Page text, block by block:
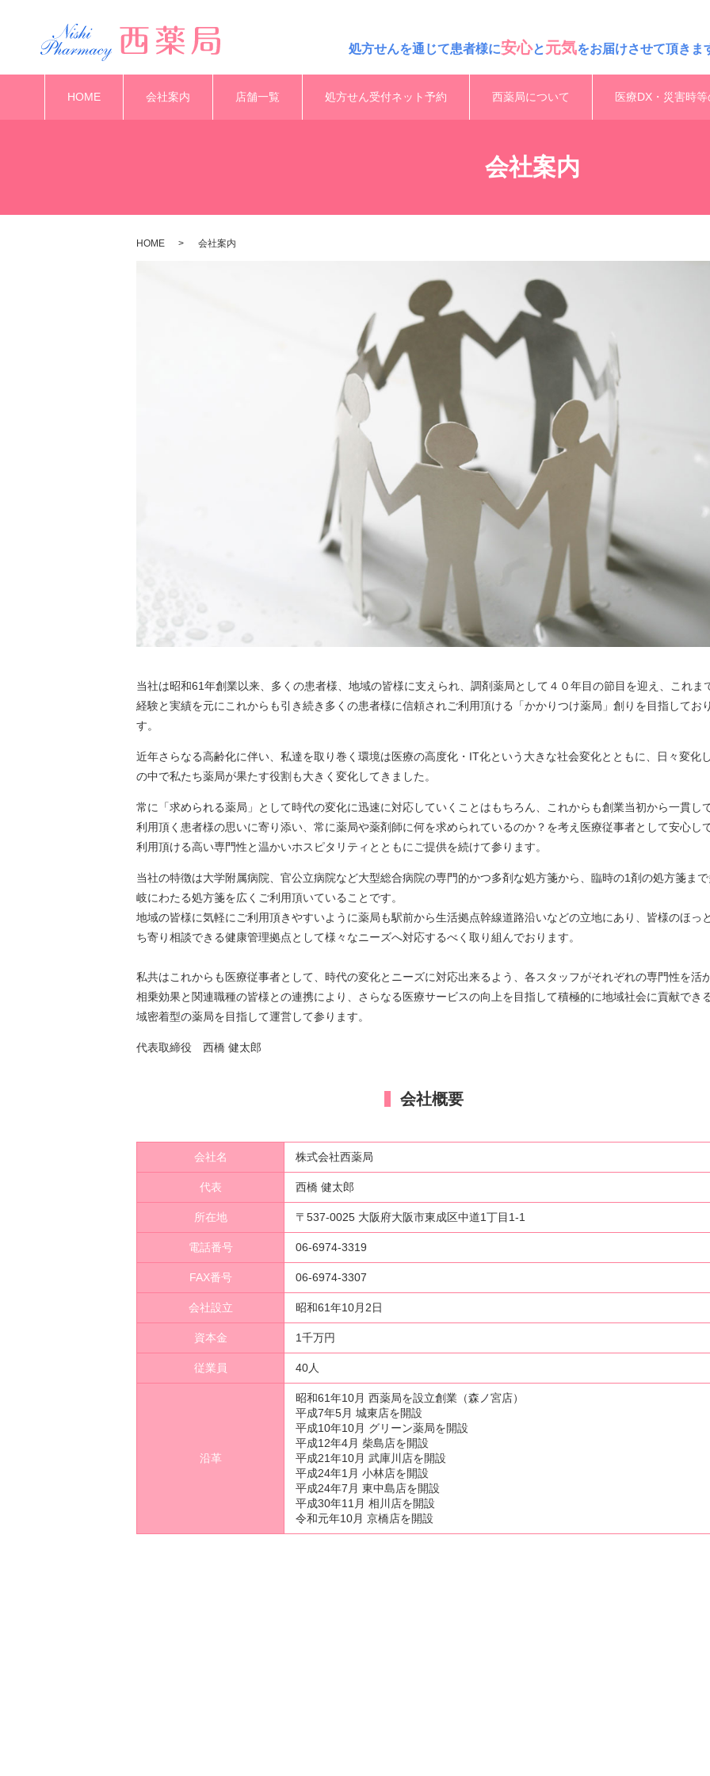
処方せんを通じて患者様に安心と元気をお届けさせて頂きま
HOME 会社案内 店舗一覧 処方せん受付ネット予約 西薬局について 医療DX・災害時等
会社案内
HOME 会社案内
当社は昭和61年創業以来、多くの患者様、地域の皆様に支えられ、調剤薬局として４０年目の節目を迎え、これま
経験と実績を元にこれからも引き続き多くの患者様に信頼されご利用頂ける「かかりつけ薬局」創りを目指してお
す。
近年さらなる高齢化に伴い、私達を取り巻く環境は医療の高度化・IT化という大きな社会変化とともに、日々変化
の中で私たち薬局が果たす役割も大きく変化してきました。
常に「求められる薬局」として時代の変化に迅速に対応していくことはもちろん、これからも創業当初から一貫し
利用頂く患者様の思いに寄り添い、常に薬局や薬剤師に何を求められているのか？を考え医療従事者として安心し
利用頂ける高い専門性と温かいホスピタリティとともにご提供を続けて参ります。
当社の特徴は大学附属病院、官公立病院など大型総合病院の専門的かつ多剤な処方箋から、臨時の1剤の処方箋まで
岐にわたる処方箋を広くご利用頂いていることです。
地域の皆様に気軽にご利用頂きやすいように薬局も駅前から生活拠点幹線道路沿いなどの立地にあり、皆様のほっ
ち寄り相談できる健康管理拠点として様々なニーズへ対応するべく取り組んでおります。
私共はこれからも医療従事者として、時代の変化とニーズに対応出来るよう、各スタッフがそれぞれの専門性を活
相乗効果と関連職種の皆様との連携により、さらなる医療サービスの向上を目指して積極的に地域社会に貢献でき
域密着型の薬局を目指して運営して参ります。
代表取締役 西橋 健太郎
会社概要
会社名 株式会社西薬局
代表 西橋 健太郎
所在地 〒537-0025 大阪府大阪市東成区中道1丁目1-1
電話番号 06-6974-3319
FAX番号 06-6974-3307
会社設立 昭和61年10月2日
資本金 1千万円
従業員 40人
沿革
昭和61年10月 西薬局を設立創業（森ノ宮店）
平成7年5月 城東店を開設
平成10年10月 グリーン薬局を開設
平成12年4月 柴島店を開設
平成21年10月 武庫川店を開設
平成24年1月 小林店を開設
平成24年7月 東中島店を開設
平成30年11月 相川店を開設
令和元年10月 京橋店を開設